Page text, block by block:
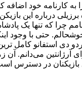
برزیلی درباره این
چرا که تنها یک
حتی با وجود
استفانو کامل ترین
آرژانتین می‌دانم.
در دسترس است